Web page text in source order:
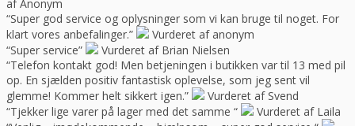
af Anonym
“Super god service og oplysninger som vi kan bruge til noget. For
klart vores anbefalinger.”
Vurderet af anonym
“Super service”
Vurderet af Brian Nielsen
“Telefon kontakt god! Men betjeningen i butikken var til 13 med pil
op. En sjælden positiv fantastisk oplevelse, som jeg sent vil
glemme! Kommer helt sikkert igen.”
Vurderet af Svend
“Tjekker lige varer på lager med det samme “
Vurderet af Laila